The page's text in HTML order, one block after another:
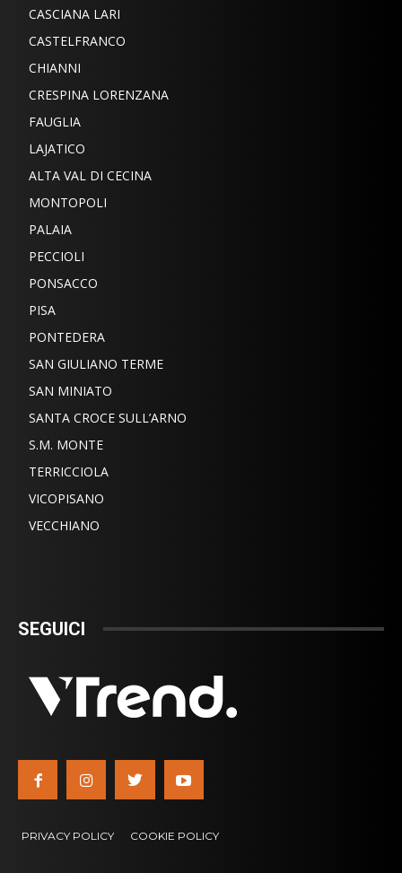
CASCIANA LARI
CASTELFRANCO
CHIANNI
CRESPINA LORENZANA
FAUGLIA
LAJATICO
ALTA VAL DI CECINA
MONTOPOLI
PALAIA
PECCIOLI
PONSACCO
PISA
PONTEDERA
SAN GIULIANO TERME
SAN MINIATO
SANTA CROCE SULL’ARNO
S.M. MONTE
TERRICCIOLA
VICOPISANO
VECCHIANO
SEGUICI
PRIVACY POLICY COOKIE POLICY